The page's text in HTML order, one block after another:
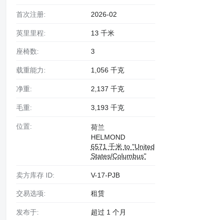
首次注册: 2026-02
英里里程: 13 千米
座椅数: 3
载重能力: 1,056 千克
净重: 2,137 千克
毛重: 3,193 千克
位置:
荷兰
HELMOND
6571 千米 to "United
States/Columbus"
卖方库存 ID: V-17-PJB
交易选项: 租赁
发布于: 超过 1 个月